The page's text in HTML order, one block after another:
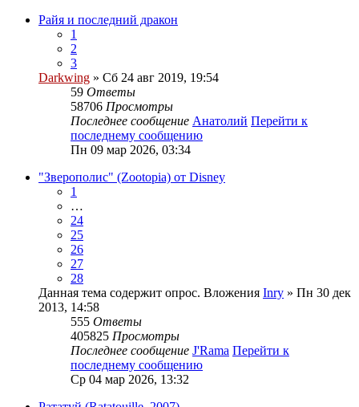
Райя и последний дракон
1
2
3
Darkwing » Сб 24 авг 2019, 19:54
59 Ответы
58706 Просмотры
Последнее сообщение Анатолий Перейти к
последнему сообщению
Пн 09 мар 2026, 03:34
"Зверополис" (Zootopia) от Disney
1
…
24
25
26
27
28
Данная тема содержит опрос. Вложения Inry » Пн 30 дек
2013, 14:58
555 Ответы
405825 Просмотры
Последнее сообщение J'Rama Перейти к
последнему сообщению
Ср 04 мар 2026, 13:32